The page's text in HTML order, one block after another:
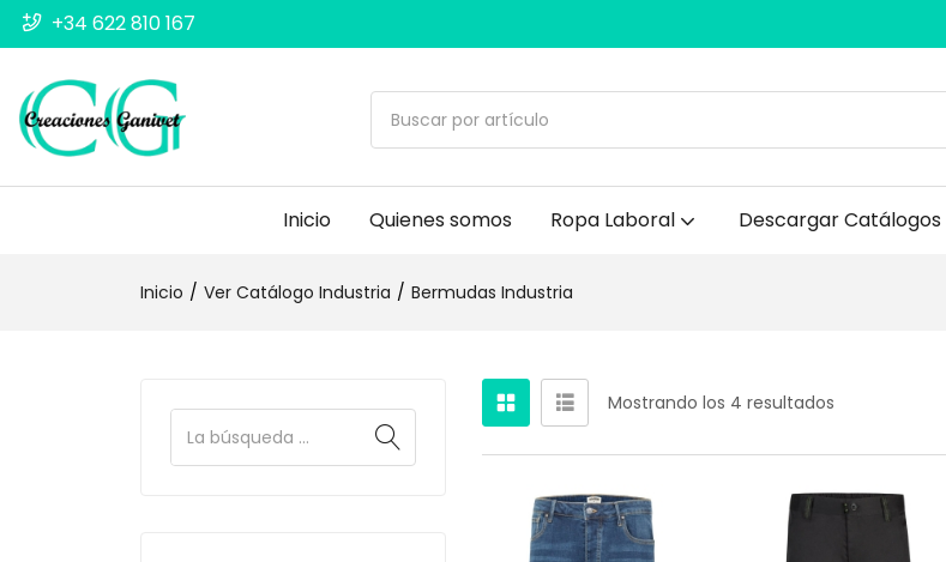
+34 622 810 167
Inicio Quienes somos Ropa Laboral Descargar Catálogos
Inicio Ver Catálogo Industria Bermudas Industria
Mostrando los 4 resultados